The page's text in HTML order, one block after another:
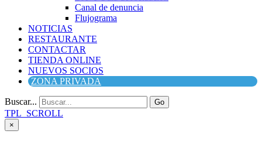
Canal de denuncia
Flujograma
NOTICIAS
RESTAURANTE
CONTACTAR
TIENDA ONLINE
NUEVOS SOCIOS
ZONA PRIVADA
Buscar... Go
TPL_SCROLL
×